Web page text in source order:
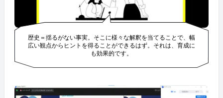
歴史＝揺るがない事実。そこに様々な解釈を当てることで、幅
広い観点からヒントを得ることができるはず。それは、育成に
も効果的です。